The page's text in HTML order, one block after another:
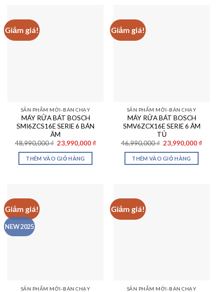
Giảm giá!
SẢN PHẨM MỚI-BÁN CHẠY
MÁY RỬA BÁT BOSCH
SMI6ZCS16E SERIE 6 BÁN
ÂM
48,990,000₫ Giá
gốc
là:
48,990,000 ₫.
23,990,000 ₫Giá
THÊM VÀO GIỎ HÀNG
Giảm giá!
SẢN PHẨM MỚI-BÁN CHẠY
MÁY RỬA BÁT BOSCH
SMV6ZCX16E SERIE 6 ÂM
TỦ
46,990,000₫ Giá
gốc
là:
46,990,000 ₫.
23,990,000 ₫Giá
THÊM VÀO GIỎ HÀNG
Giảm giá!
NEW 2025
SẢN PHẨM MỚI-BÁN CHẠY
Giảm giá!
SẢN PHẨM MỚI-BÁN CHẠY